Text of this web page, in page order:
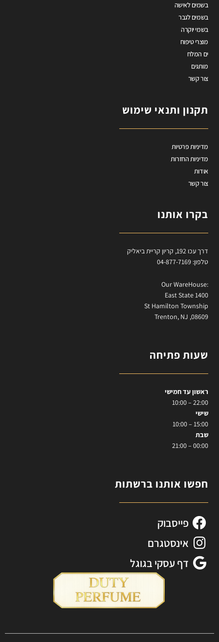
בשמים לאישה
בשמים לגבר
בשמי יוקרה
מוצרי טיפוח
ים המלח
מותגים
צור קשר
תקנון ותנאי שימוש
מדיניות פרטיות
מדיניות החזרות
אודות
צור קשר
בקרו אותנו
דרך עכו 192, קריון קריית ביאליק
טלפון: 04-877-7169
:Our WareHouse
East State 1400
St Hamilton Township
Trenton, NJ ,08609
שעות פתיחה
ראשון עד חמישי
22:00 – 10:00
שישי
15:00 – 10:00
שבת
00:00 – 21:00
חפשו אותנו ברשתות
פייסבוק
אינסטגרם
דף עסקי בגוגל